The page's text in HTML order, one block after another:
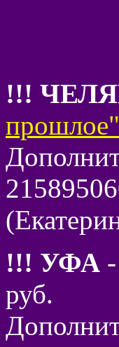
!!!
прошлое"
!!! УФА
руб.